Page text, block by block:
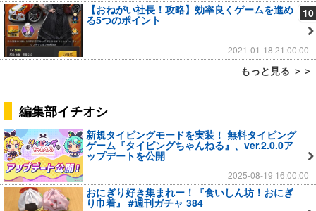
10
【おねがい社長！攻略】効率良くゲームを進め
る5つのポイント
2021-01-18 21:00:00
もっと見る ＞＞
編集部イチオシ
新規タイピングモードを実装！ 無料タイピング
ゲーム『タイピングちゃんねる』、ver.2.0.0ア
ップデートを公開
2025-08-19 16:00:00
おにぎり好き集まれー！『食いしん坊！おにぎ
り巾着』 #週刊ガチャ 384